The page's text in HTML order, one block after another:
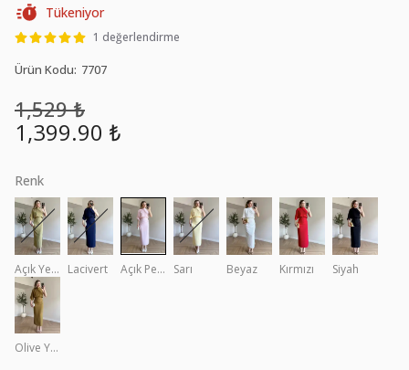
Tükeniyor
1 değerlendirme
Ürün Kodu: 7707
1,529 ₺
1,399.90 ₺
Renk
Açık Yeşil Lacivert Açık Pembe Sarı Beyaz Kırmızı Siyah
Olive Yeşil